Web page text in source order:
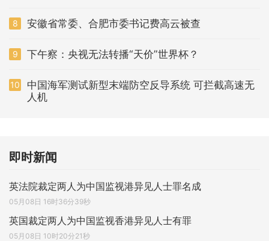
8 安徽省常委、合肥市委书记费高云被查
9 下午察：央视无法转播“天价”世界杯？
10
中国海军测试新型末端防空反导系统 可拦截高速无
人机
即时新闻
英法院裁定两人为中国监视港异见人士罪名成
05月08日 16时36分39秒
英国裁定两人为中国监视香港异见人士有罪
05月08日 10时20分21秒